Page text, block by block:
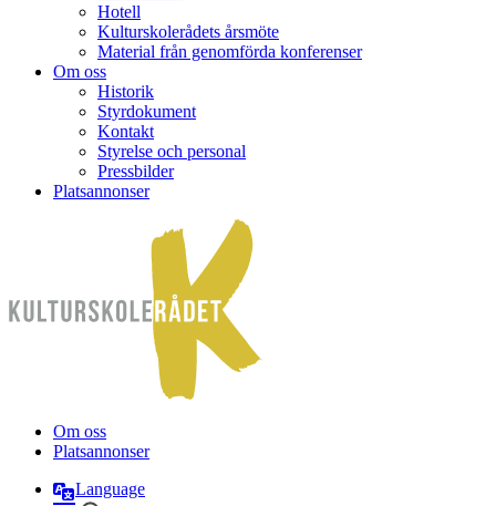
Hotell
Kulturskolerådets årsmöte
Material från genomförda konferenser
Om oss
Historik
Styrdokument
Kontakt
Styrelse och personal
Pressbilder
Platsannonser
Om oss
Platsannonser
Language